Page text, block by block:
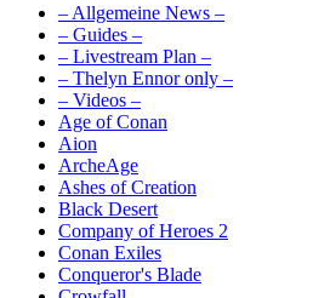
– Allgemeine News –
– Guides –
– Livestream Plan –
– Thelyn Ennor only –
– Videos –
Age of Conan
Aion
ArcheAge
Ashes of Creation
Black Desert
Company of Heroes 2
Conan Exiles
Conqueror's Blade